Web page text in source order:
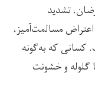
تشدید
مسالمت‌آمیز،
کسانی که به‌گونه
گلوله و خشونت